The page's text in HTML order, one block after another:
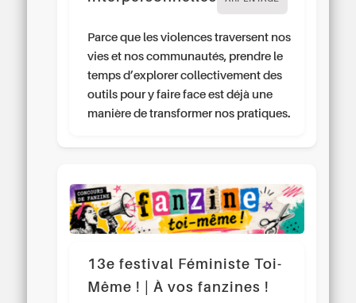
Parce que les violences traversent nos
vies et nos communautés, prendre le
temps d’explorer collectivement des
outils pour y faire face est déjà une
manière de transformer nos pratiques.
13e festival Féministe Toi-
Même ! | À vos fanzines !